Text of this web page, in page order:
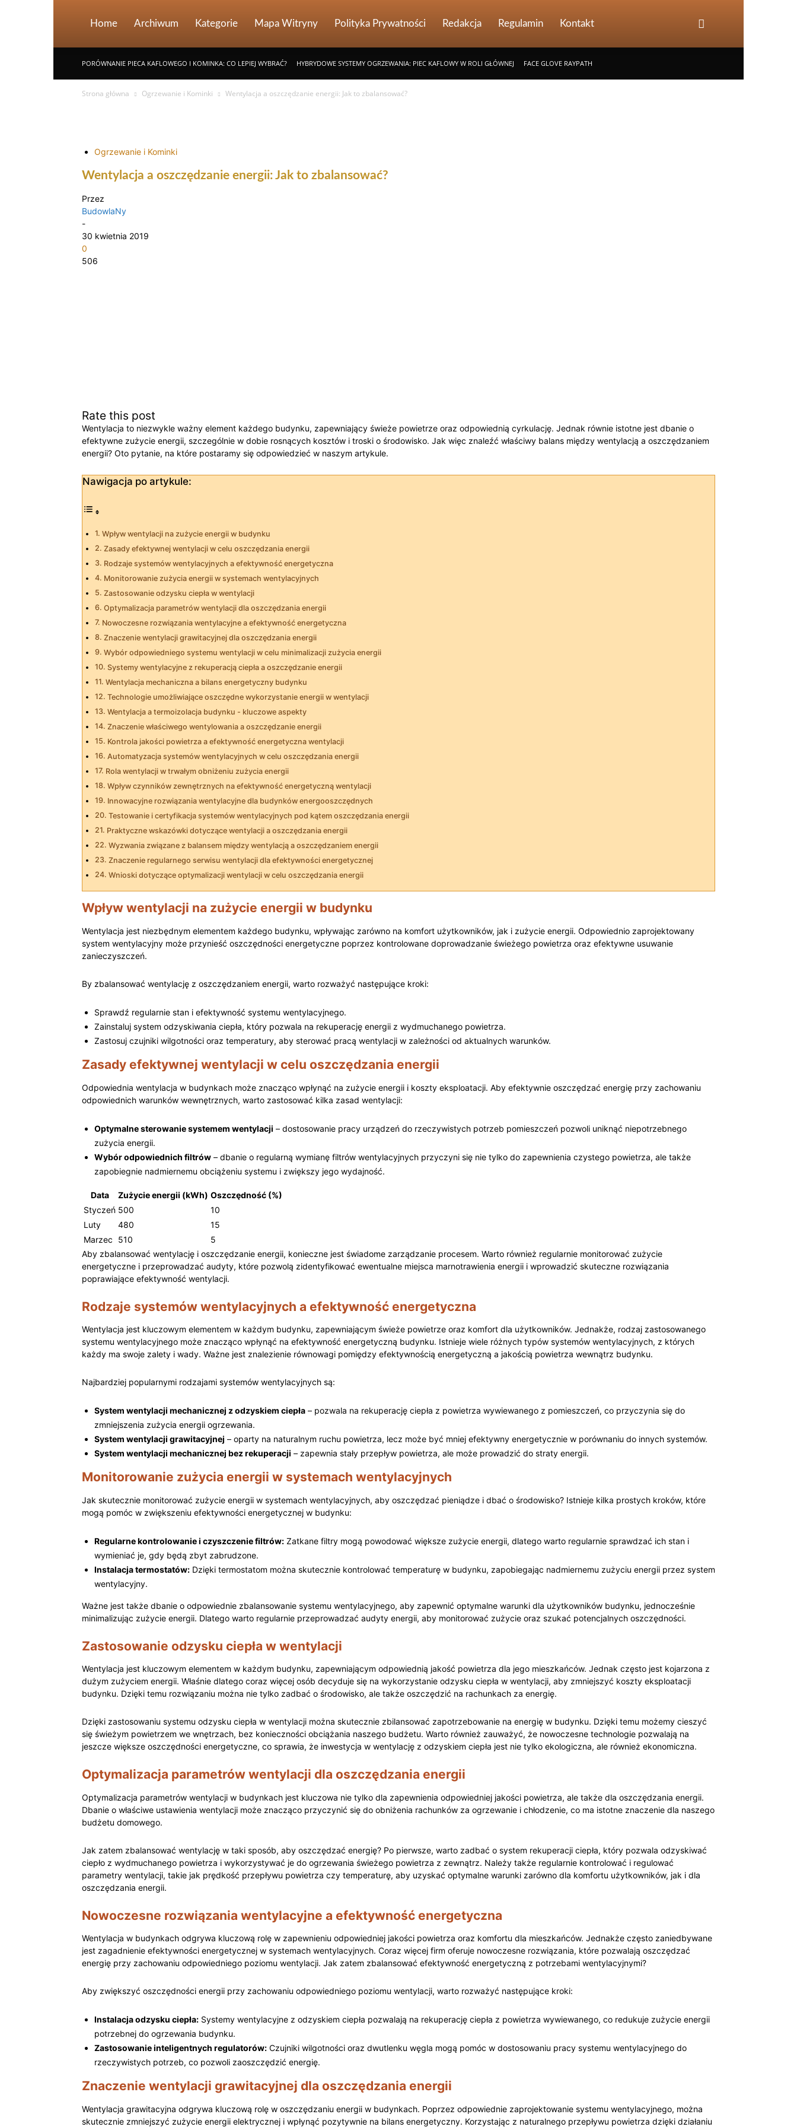
Home Archiwum Kategorie Mapa Witryny Polityka Prywatności Redakcja Regulamin Kontakt
PORÓWNANIE PIECA KAFLOWEGO I KOMINKA: CO LEPIEJ WYBRAĆ? HYBRYDOWE SYSTEMY OGRZEWANIA: PIEC KAFLOWY W ROLI GŁÓWNEJ FACE GLOVE RAYPATH
Strona główna Ogrzewanie i Kominki Wentylacja a oszczędzanie energii: Jak to zbalansować?
Ogrzewanie i Kominki
Wentylacja a oszczędzanie energii: Jak to zbalansować?
Przez
BudowlaNy
-
30 kwietnia 2019
0
506
Rate this post
Wentylacja to niezwykle⁢ ważny element każdego budynku, zapewniający świeże powietrze oraz odpowiednią cyrkulację. Jednak równie istotne jest dbanie o ​
efektywne zużycie energii, szczególnie w dobie rosnących kosztów i troski o środowisko. Jak więc znaleźć właściwy balans między wentylacją a ‌oszczędzaniem​
energii? Oto pytanie, na które postaramy się odpowiedzieć​ w naszym artykule.
Nawigacja po artykule:
Wpływ wentylacji na zużycie energii w budynku
Zasady efektywnej wentylacji w ‌celu oszczędzania energii
Rodzaje systemów wentylacyjnych a efektywność energetyczna
Monitorowanie zużycia energii w systemach wentylacyjnych
Zastosowanie odzysku ciepła w wentylacji
Optymalizacja parametrów wentylacji dla oszczędzania energii
Nowoczesne rozwiązania wentylacyjne a efektywność energetyczna
Znaczenie ⁣wentylacji ‌grawitacyjnej dla oszczędzania energii
Wybór odpowiedniego systemu wentylacji w celu minimalizacji zużycia energii
Systemy wentylacyjne z ⁢rekuperacją ciepła a oszczędzanie energii
Wentylacja mechaniczna a bilans energetyczny budynku
Technologie umożliwiające oszczędne wykorzystanie⁤ energii w wentylacji
Wentylacja a termoizolacja budynku​ -‌ kluczowe aspekty
Znaczenie właściwego wentylowania a oszczędzanie energii
Kontrola jakości powietrza a efektywność energetyczna wentylacji
Automatyzacja systemów wentylacyjnych w celu oszczędzania energii
Rola wentylacji w trwałym obniżeniu zużycia energii
Wpływ czynników‍ zewnętrznych na efektywność energetyczną wentylacji
Innowacyjne⁤ rozwiązania wentylacyjne ⁢dla ‍budynków energooszczędnych
Testowanie i certyfikacja‍ systemów wentylacyjnych pod kątem oszczędzania energii
Praktyczne wskazówki dotyczące wentylacji a oszczędzania energii
Wyzwania związane z balansem między⁢ wentylacją a oszczędzaniem​ energii
Znaczenie‌ regularnego serwisu​ wentylacji dla efektywności energetycznej
Wnioski dotyczące optymalizacji wentylacji w celu oszczędzania energii
Wpływ wentylacji na zużycie energii w budynku
Wentylacja jest niezbędnym elementem każdego budynku, wpływając zarówno ⁤na komfort użytkowników, jak i ‌zużycie energii. Odpowiednio zaprojektowany
system wentylacyjny może przynieść oszczędności energetyczne poprzez kontrolowane doprowadzanie świeżego powietrza ‍oraz efektywne usuwanie
zanieczyszczeń.
By zbalansować wentylację z oszczędzaniem energii, warto rozważyć następujące kroki:
Sprawdź regularnie stan i efektywność systemu wentylacyjnego.
Zainstaluj system odzyskiwania ciepła, który pozwala na rekuperację⁤ energii z wydmuchanego ‍powietrza.
Zastosuj ​czujniki wilgotności oraz temperatury, ‌aby sterować pracą wentylacji w zależności od aktualnych warunków.
Zasady efektywnej wentylacji w ‌celu oszczędzania energii
Odpowiednia ⁣wentylacja w budynkach może znacząco wpłynąć na zużycie energii i koszty eksploatacji. Aby efektywnie​ oszczędzać⁢ energię przy zachowaniu​
odpowiednich warunków wewnętrznych, warto ⁣zastosować kilka zasad wentylacji:
Optymalne sterowanie systemem wentylacji – dostosowanie pracy urządzeń do rzeczywistych​ potrzeb pomieszczeń ⁤pozwoli uniknąć niepotrzebnego
zużycia​ energii.
Wybór odpowiednich filtrów – dbanie​ o regularną⁣ wymianę filtrów​ wentylacyjnych przyczyni ​się ⁤nie tylko do ⁤zapewnienia czystego powietrza, ale⁢ także
zapobiegnie nadmiernemu obciążeniu systemu ⁣i zwiększy jego ⁤wydajność.
Data Zużycie energii⁢ (kWh) Oszczędność (%)
Styczeń 500
10
Luty
480
15
Marzec
510
5
Aby zbalansować wentylację i oszczędzanie energii, konieczne ⁤jest świadome zarządzanie procesem. Warto również regularnie ‍monitorować zużycie
energetyczne i przeprowadzać‌ audyty, które ‍pozwolą zidentyfikować ewentualne miejsca marnotrawienia energii i ‌wprowadzić skuteczne‌ rozwiązania
poprawiające efektywność wentylacji.
Rodzaje systemów wentylacyjnych a efektywność energetyczna
Wentylacja jest kluczowym⁢ elementem‌ w ‍każdym budynku, zapewniającym świeże ‍powietrze oraz komfort dla⁣ użytkowników. Jednakże, rodzaj zastosowanego
systemu wentylacyjnego może znacząco wpłynąć na efektywność energetyczną budynku. Istnieje wiele różnych typów systemów wentylacyjnych, z których‌
każdy‍ ma swoje zalety i wady. Ważne jest znalezienie równowagi pomiędzy efektywnością energetyczną a ‌jakością powietrza wewnątrz budynku.
Najbardziej‍ popularnymi rodzajami systemów wentylacyjnych są:
System ⁢wentylacji mechanicznej z odzyskiem ciepła – pozwala na rekuperację ciepła z powietrza ⁤wywiewanego z pomieszczeń, co przyczynia się do
zmniejszenia zużycia energii ogrzewania.
System wentylacji grawitacyjnej – oparty na naturalnym ruchu powietrza, lecz może być mniej efektywny ⁢energetycznie w porównaniu⁤ do innych systemów.
System wentylacji mechanicznej bez rekuperacji – ​zapewnia stały przepływ powietrza, ale może prowadzić do straty energii.
Monitorowanie zużycia energii w systemach wentylacyjnych
Jak skutecznie monitorować zużycie​ energii w systemach ​wentylacyjnych,‌ aby oszczędzać ⁤pieniądze i dbać o środowisko? Istnieje kilka prostych kroków,⁣ które
mogą pomóc w ​zwiększeniu efektywności energetycznej‍ w budynku:
Regularne kontrolowanie‌ i czyszczenie filtrów: Zatkane filtry⁤ mogą powodować​ większe ⁤zużycie energii, dlatego warto regularnie sprawdzać ich ‌stan ‌i
wymieniać je, gdy będą zbyt​ zabrudzone.
Instalacja​ termostatów: Dzięki termostatom można skutecznie kontrolować temperaturę ⁢w budynku, ⁤zapobiegając nadmiernemu ‌zużyciu energii przez ‌system
wentylacyjny.
Ważne jest także dbanie o odpowiednie zbalansowanie systemu wentylacyjnego, ‍aby​ zapewnić optymalne warunki dla⁣ użytkowników budynku, jednocześnie
minimalizując zużycie energii. Dlatego​ warto regularnie przeprowadzać audyty ‍energii, aby monitorować zużycie oraz szukać potencjalnych oszczędności.
Zastosowanie odzysku ciepła w wentylacji
Wentylacja jest kluczowym elementem w każdym ⁢budynku, zapewniającym ⁣odpowiednią jakość powietrza dla jego mieszkańców. Jednak często jest kojarzona z
dużym zużyciem energii.⁤ Właśnie dlatego coraz więcej osób decyduje się na ⁤wykorzystanie odzysku ciepła w wentylacji, aby zmniejszyć koszty eksploatacji
budynku. Dzięki temu rozwiązaniu można nie tylko zadbać⁢ o środowisko, ale także oszczędzić na rachunkach⁤ za energię.
Dzięki zastosowaniu systemu odzysku‌ ciepła w ​wentylacji można skutecznie zbilansować zapotrzebowanie na energię w budynku.⁣ Dzięki temu możemy ​cieszyć
się świeżym powietrzem⁣ we wnętrzach, bez konieczności‍ obciążania naszego⁣ budżetu. Warto również zauważyć, że ⁣nowoczesne‌ technologie⁤ pozwalają na
jeszcze większe oszczędności energetyczne, co sprawia, że inwestycja w wentylację z odzyskiem ⁣ciepła jest nie tylko ‍ekologiczna, ale również ekonomiczna.
Optymalizacja parametrów wentylacji dla oszczędzania energii
Optymalizacja parametrów‍ wentylacji ⁣w budynkach ​jest kluczowa⁣ nie tylko dla zapewnienia odpowiedniej jakości powietrza, ale ‍także dla oszczędzania ⁢energii.
Dbanie o właściwe ustawienia wentylacji może znacząco przyczynić⁤ się do obniżenia rachunków za ogrzewanie‍ i chłodzenie, co ma istotne znaczenie dla naszego
budżetu⁤ domowego.
Jak zatem zbalansować wentylację‍ w taki sposób, aby oszczędzać energię? Po pierwsze, warto zadbać o ⁤system rekuperacji ciepła, który pozwala odzyskiwać​
ciepło z wydmuchanego⁤ powietrza i wykorzystywać je ⁢do ogrzewania świeżego powietrza z zewnątrz. Należy także regularnie kontrolować i regulować
‌parametry wentylacji, takie jak prędkość ‍przepływu powietrza czy⁣ temperaturę, aby⁣ uzyskać optymalne warunki zarówno dla komfortu użytkowników, jak i dla
oszczędzania energii.
Nowoczesne rozwiązania wentylacyjne a efektywność energetyczna
Wentylacja w budynkach odgrywa ⁢kluczową rolę w zapewnieniu odpowiedniej jakości powietrza oraz komfortu ⁤dla mieszkańców. Jednakże często zaniedbywane
jest zagadnienie efektywności energetycznej w systemach wentylacyjnych. Coraz więcej firm oferuje nowoczesne rozwiązania, które pozwalają oszczędzać
energię przy zachowaniu ‌odpowiedniego poziomu wentylacji. ‍Jak zatem ​zbalansować efektywność energetyczną z ⁤potrzebami wentylacyjnymi?
Aby zwiększyć oszczędności energii przy zachowaniu odpowiedniego poziomu​ wentylacji, warto rozważyć następujące kroki:
Instalacja odzysku ciepła: Systemy wentylacyjne z odzyskiem ciepła pozwalają na rekuperację ciepła z powietrza ‍wywiewanego, co ​redukuje zużycie energii
⁣potrzebnej do⁣ ogrzewania budynku.
Zastosowanie inteligentnych regulatorów: Czujniki wilgotności oraz ⁣dwutlenku węgla mogą pomóc w​ dostosowaniu ⁤pracy systemu wentylacyjnego do
‍rzeczywistych potrzeb, co pozwoli zaoszczędzić energię.
Znaczenie ⁣wentylacji ‌grawitacyjnej dla oszczędzania energii
Wentylacja grawitacyjna odgrywa kluczową rolę w oszczędzaniu energii w budynkach. Poprzez⁢ odpowiednie zaprojektowanie systemu wentylacyjnego, można
skutecznie ⁣zmniejszyć zużycie energii elektrycznej i wpłynąć pozytywnie ‌na bilans energetyczny.⁣ Korzystając z naturalnego przepływu powietrza dzięki​ działaniu